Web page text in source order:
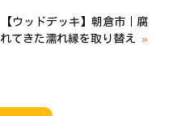
【ウッドデッキ】朝倉市｜腐
れてきた濡れ縁を取り替え
»